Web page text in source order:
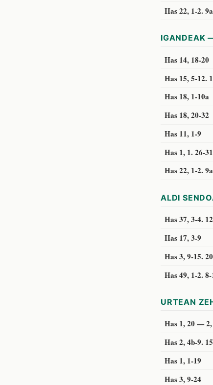
Has 22, 1-2.
IGANDEAK
Has 14, 18-20
Has 15, 5-12.
Has 18, 1-10a
Has 18, 20-32
Has 11, 1-9
Has 1, 1. 26-
Has 22, 1-2.
ALDI
Has 37, 3-4.
Has 17, 3-9
Has 3, 9-15. 20
Has 49, 1-2.
URTEAN
Has 1, 20 —
Has 2, 4b-9.
Has 1, 1-19
Has 3, 9-24